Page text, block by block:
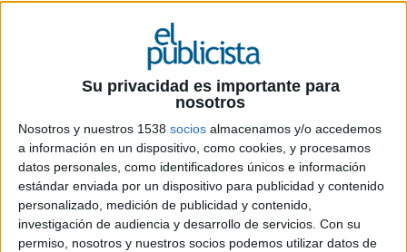
Su privacidad es importante para
nosotros
Nosotros y nuestros 1538 socios almacenamos y/o accedemos
a información en un dispositivo, como cookies, y procesamos
datos personales, como identificadores únicos e información
estándar enviada por un dispositivo para publicidad y contenido
personalizado, medición de publicidad y contenido,
investigación de audiencia y desarrollo de servicios. Con su
permiso, nosotros y nuestros socios podemos utilizar datos de
26 DE FEBRERO DE 2021
LOS MEJORES DEL AÑO 2020
Entrevista
Sisón Pujol, nueva presidenta de ADG-FAD:
“Ya no tenemos excusas para encarar nuevos
retos e innovar”